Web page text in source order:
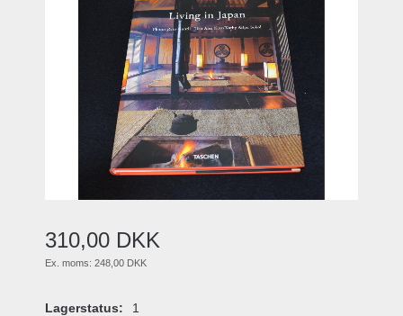
310,00 DKK
Ex. moms: 248,00 DKK
Lagerstatus:
1